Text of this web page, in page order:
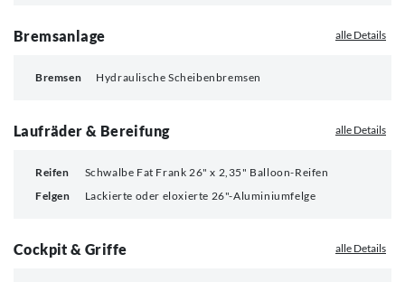
Bremsanlage alle Details
Bremsen Hydraulische Scheibenbremsen
Laufräder & Bereifung alle Details
Reifen
Schwalbe Fat Frank 26" x 2,35" Balloon-Reifen
Felgen
Lackierte oder eloxierte 26"-Aluminiumfelge
Cockpit & Griffe alle Details